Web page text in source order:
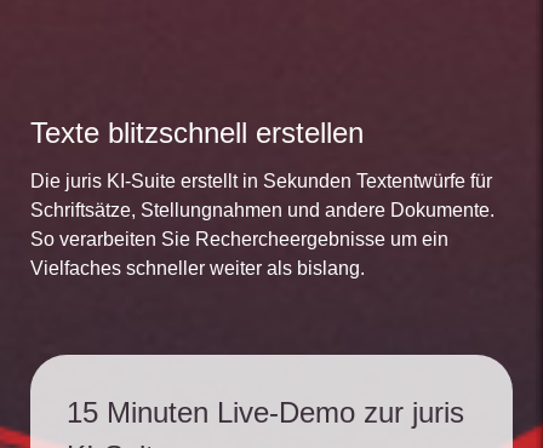
Texte blitzschnell erstellen
Die juris KI-Suite erstellt in Sekunden Textentwürfe für
Schriftsätze, Stellungnahmen und andere Dokumente.
So verarbeiten Sie Rechercheergebnisse um ein
Vielfaches schneller weiter als bislang.
15 Minuten Live-Demo zur juris